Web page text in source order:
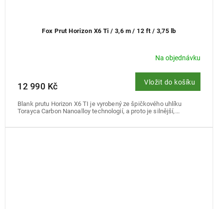
Fox Prut Horizon X6 Ti / 3,6 m / 12 ft / 3,75 lb
Na objednávku
12 990 Kč Vložit do košíku
Blank prutu Horizon X6 TI je vyrobený ze špičkového uhlíku
Torayca Carbon Nanoalloy technologií, a proto je silnější,...